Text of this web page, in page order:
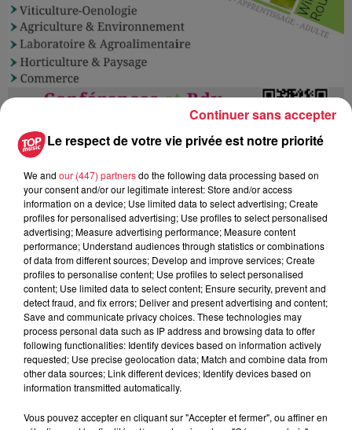
Ajouter à votre calendrier
Date
du20 mars 2021 à 0h00
au 20 mars 2021 à 0h00
Lieu
Le Lycée d'enseignement agricole de
Rouffach et Wintzenheim -
ROUFFACH / WINTZENHEIM (68)
Le respect de votre vie privée est notre priorité
We and our (447) partnersdo the following data processing based on
your consent and/or our legitimate interest: Store and/or access
information on a device; Use limited data to select advertising; Create
profiles for personalised advertising; Use profiles to select personalised
advertising; Measure advertising performance; Measure content
performance; Understand audiences through statistics or combinations
of data from different sources; Develop and improve services; Create
profiles to personalise content; Use profiles to select personalised
content; Use limited data to select content; Ensure security, prevent and
detect fraud, and fix errors; Deliver and present advertising and content;
Save and communicate privacy choices. These technologies may
process personal data such as IP address and browsing data to offer
following functionalities: Identify devices based on information actively
requested; Use precise geolocation data; Match and combine data from
other data sources; Link different devices; Identify devices based on
information transmitted automatically.
Vous pouvez accepter en cliquant sur "Accepter et fermer", ou affiner en
Continuer sans accepter